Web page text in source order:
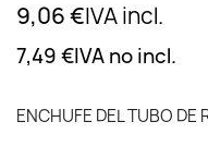
9,06 €IVA incl.
7,49 €IVA no incl.
ENCHUFE DEL TUBO DE